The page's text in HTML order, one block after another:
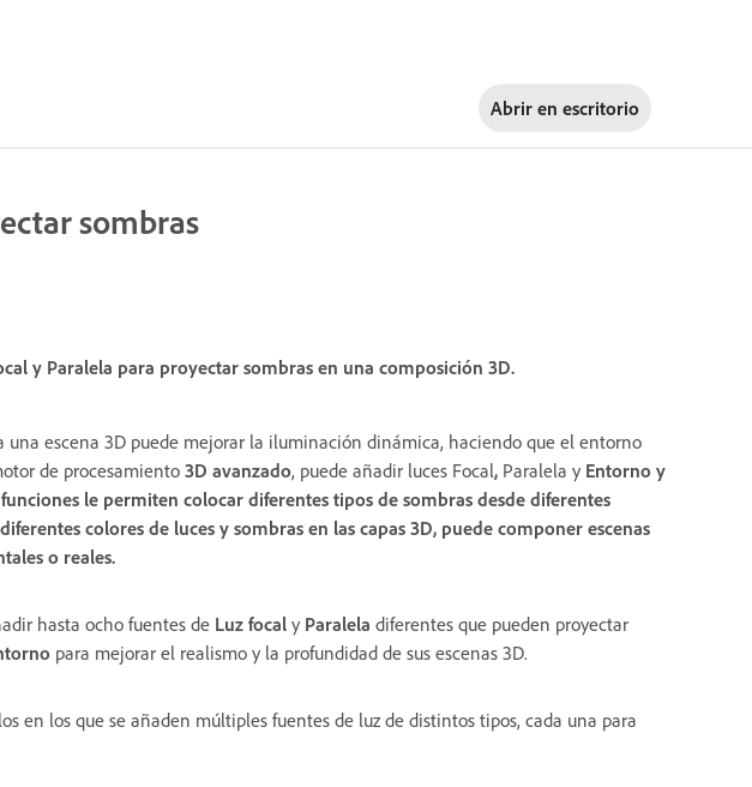
Abrir en escritorio
sombras
y Paralela para proyectar sombras en una composición 3D.
una escena 3D puede mejorar la iluminación dinámica, haciendo que el entorno
de procesamiento 3D avanzado, puede añadir luces Focal, Paralela y Entorno y
funciones le permiten colocar diferentes tipos de sombras desde diferentes
colores de luces y sombras en las capas 3D, puede componer escenas
o reales.
hasta ocho fuentes de Luz focal y Paralela diferentes que pueden proyectar
para mejorar el realismo y la profundidad de sus escenas 3D.
en los que se añaden múltiples fuentes de luz de distintos tipos, cada una para